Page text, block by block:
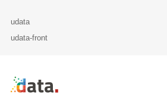
udata
udata-front
Retour à l'accueil de data.public.lu